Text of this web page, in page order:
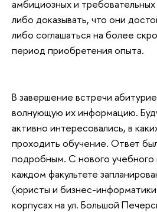
амбициозных и
либо доказывать, что они
либо соглашаться на более
период приобретения опыта.
В завершение встречи
волнующую их информацию.
активно интересовались, в
проходить обучение. Ответ
подробным. С нового учебного
каждом факультете
(юристы и бизнес-информатики
корпусах на ул. Большой